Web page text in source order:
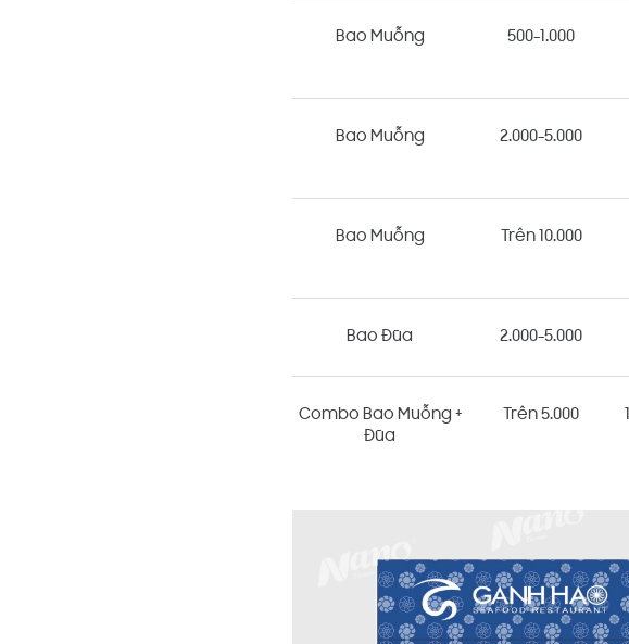
Bao Muỗng 500-1.000
Bao Muỗng 2.000-5.000
Bao Muỗng Trên 10.000
Bao Đũa 2.000-5.000
Combo Bao Muỗng +
Đũa
Trên 5.000